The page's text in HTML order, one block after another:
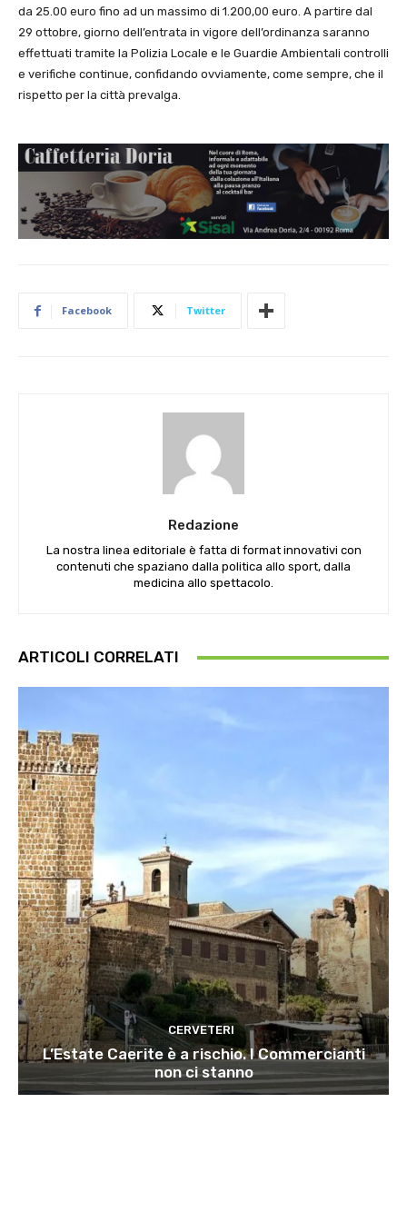
da 25.00 euro fino ad un massimo di 1.200,00 euro. A partire dal
29 ottobre, giorno dell’entrata in vigore dell’ordinanza saranno
effettuati tramite la Polizia Locale e le Guardie Ambientali controlli
e verifiche continue, confidando ovviamente, come sempre, che il
rispetto per la città prevalga.
Facebook Twitter
Redazione
La nostra linea editoriale è fatta di format innovativi con
contenuti che spaziano dalla politica allo sport, dalla
medicina allo spettacolo.
ARTICOLI CORRELATI
CERVETERI
L’Estate Caerite è a rischio. I Commercianti
non ci stanno